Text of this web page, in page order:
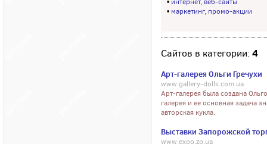
• маркетинг, промо-акции
Сайтов в категории: 4
Арт-галерея Ольги Гречухи
www.gallery-dolls.com.ua
Арт-галерея была создана
галерея и ее основная задача
авторская кукла.
Выставки Запорожской
www.expo.zp.ua